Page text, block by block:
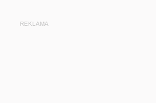
REKLAMA